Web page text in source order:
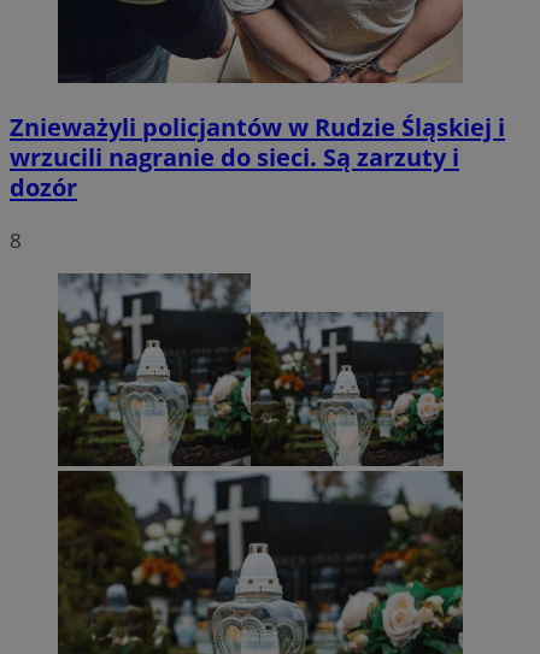
Znieważyli policjantów w Rudzie Śląskiej i
wrzucili nagranie do sieci. Są zarzuty i
dozór
8